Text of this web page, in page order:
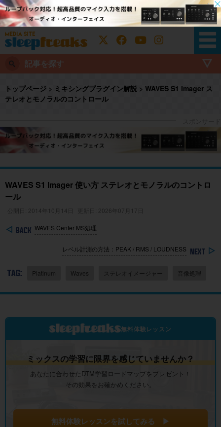
記事を探す
トップページ > ミキシングプラグイン解説 > WAVES S1 Imager ス
テレオとモノラルのコントロール
WAVES S1 Imager 使い方 ステレオとモノラルのコントロ
ール
公開日: 2014年10月14日 更新日: 2026年07月17日
WAVES Center MS処理
レベル計測の方法：PEAK / RMS / LOUDNESS
TAG: Platinum Waves ステレオイメージャー 音像処理
無料体験レッスン
ミックスの学習に限界を感じていませんか？
あなたに合わせたDTM学習ロードマップをプレゼント！
その効果をお確かめください。
無料体験レッスンを試してみる ▶